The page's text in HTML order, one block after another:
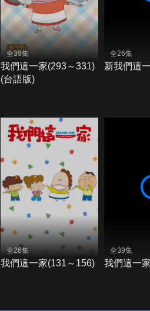
全39集
我們這一家(293～331)
(台語版)
全26集
新我們這
全26集
我們這一家(131～156)
全39集
我們這一